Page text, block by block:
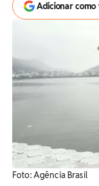
Adicionar
Foto: Agência Brasil